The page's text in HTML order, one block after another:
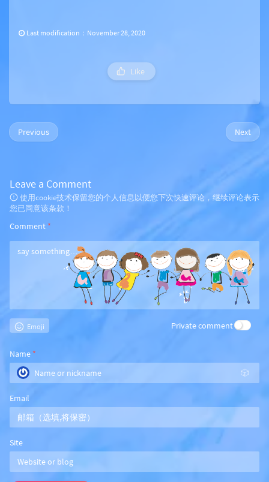
Last modification：November 28, 2020
Like
Next
Previous
Leave a Comment
使用cookie技术保留您的个人信息以便您下次快速评论，继续评论表示
您已同意该条款！
Comment *
Emoji Private comment
Name *
🎲
Email
Site